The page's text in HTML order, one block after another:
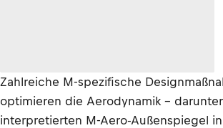
Zahlreiche M-spezifische
optimieren die Aerodynamik –
interpretierten M-Aero-Außenspiegel